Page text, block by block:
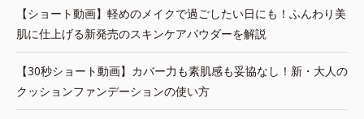
【ショート動画】軽めのメイクで過ごしたい日にも！ふんわり美
肌に仕上げる新発売のスキンケアパウダーを解説
【30秒ショート動画】カバー力も素肌感も妥協なし！新・大人の
クッションファンデーションの使い方